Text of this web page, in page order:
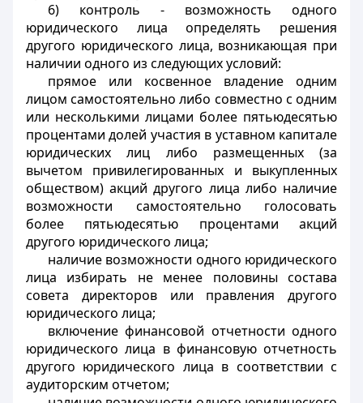
6) контроль - возможность одного
юридического лица определять решения
другого юридического лица, возникающая при
наличии одного из следующих условий:
прямое или косвенное владение одним
лицом самостоятельно либо совместно с одним
или несколькими лицами более пятьюдесятью
процентами долей участия в уставном капитале
юридических лиц либо размещенных (за
вычетом привилегированных и выкупленных
обществом) акций другого лица либо наличие
возможности самостоятельно голосовать
более пятьюдесятью процентами акций
другого юридического лица;
наличие возможности одного юридического
лица избирать не менее половины состава
совета директоров или правления другого
юридического лица;
включение финансовой отчетности одного
юридического лица в финансовую отчетность
другого юридического лица в соответствии с
аудиторским отчетом;